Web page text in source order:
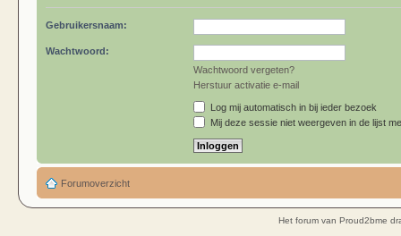
Gebruikersnaam:
Wachtwoord:
Wachtwoord vergeten?
Herstuur activatie e-mail
Log mij automatisch in bij ieder bezoek
Mij deze sessie niet weergeven in de lijst
Forumoverzicht
Het forum van Proud2bme